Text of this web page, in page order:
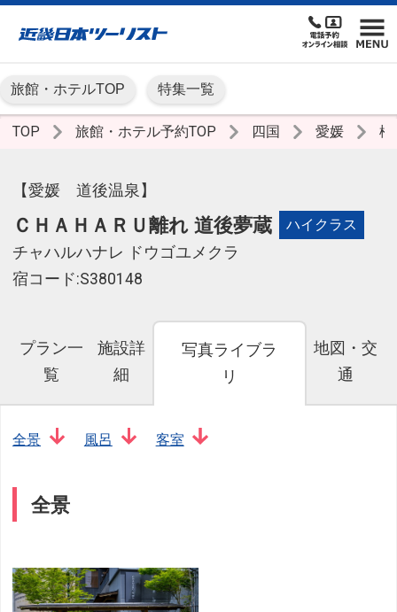
旅館・ホテルTOP 特集一覧
TOP 旅館・ホテル予約TOP 四国 愛媛
【愛媛 道後温泉】
ＣＨＡＨＡＲＵ離れ 道後夢蔵 ハイクラス
チャハルハナレ ドウゴユメクラ
宿コード:S380148
プラン一
覧
施設詳
細
写真ライブラ
リ
地図・交
通
全景 風呂 客室
全景